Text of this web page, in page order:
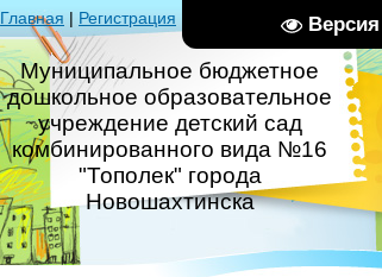
Главная | Регистрация
Муниципальное бюджетное
дошкольное образовательное
учреждение детский сад
комбинированного вида №16
"Тополек" города
Новошахтинска